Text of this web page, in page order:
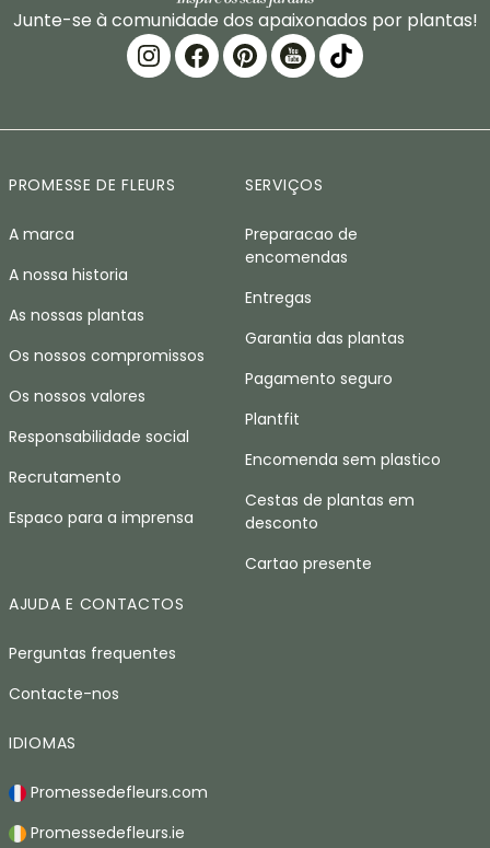
Junte-se à comunidade dos apaixonados por plantas!
PROMESSE DE FLEURS
A marca
A nossa historia
As nossas plantas
Os nossos compromissos
Os nossos valores
Responsabilidade social
Recrutamento
Espaco para a imprensa
SERVIÇOS
Preparacao de
encomendas
Entregas
Garantia das plantas
Pagamento seguro
Plantfit
Encomenda sem plastico
Cestas de plantas em
desconto
Cartao presente
AJUDA E CONTACTOS
Perguntas frequentes
Contacte-nos
IDIOMAS
Promessedefleurs.com
Promessedefleurs.ie